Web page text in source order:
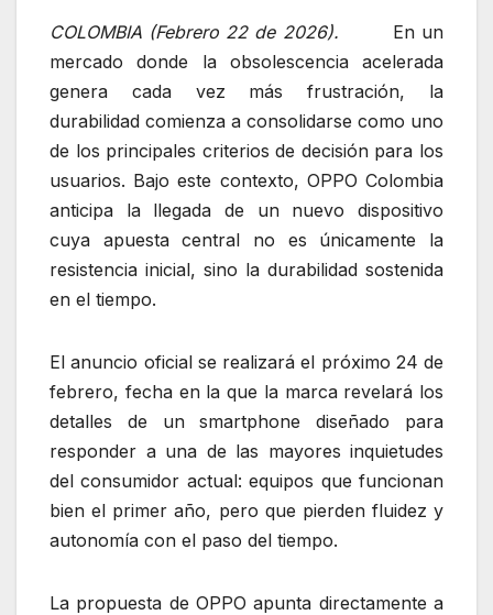
COLOMBIA (Febrero 22 de 2026). En un
mercado donde la obsolescencia acelerada
genera cada vez más frustración, la
durabilidad comienza a consolidarse como uno
de los principales criterios de decisión para los
usuarios. Bajo este contexto, OPPO Colombia
anticipa la llegada de un nuevo dispositivo
cuya apuesta central no es únicamente la
resistencia inicial, sino la durabilidad sostenida
en el tiempo.
El anuncio oficial se realizará el próximo 24 de
febrero, fecha en la que la marca revelará los
detalles de un smartphone diseñado para
responder a una de las mayores inquietudes
del consumidor actual: equipos que funcionan
bien el primer año, pero que pierden fluidez y
autonomía con el paso del tiempo.
La propuesta de OPPO apunta directamente a